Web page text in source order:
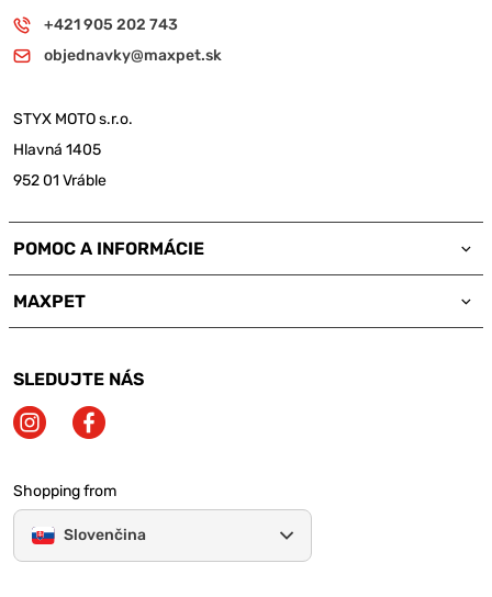
+421 905 202 743
objednavky@maxpet.sk
STYX MOTO s.r.o.
Hlavná 1405
952 01 Vráble
POMOC A INFORMÁCIE
MAXPET
SLEDUJTE NÁS
Shopping from
Slovenčina